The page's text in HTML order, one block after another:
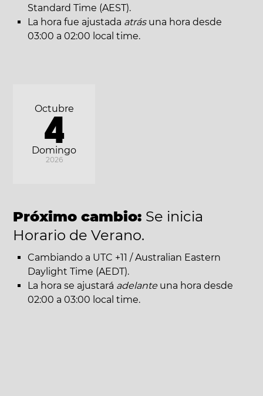
Standard Time (AEST).
La hora fue ajustada atrásuna hora desde
03:00 a 02:00 local time.
Domingo
Octubre
4
2026
Próximo cambio: Se inicia
Horario de Verano.
Cambiando a UTC +11 / Australian Eastern
Daylight Time (AEDT).
La hora se ajustará adelante una hora desde
02:00 a 03:00 local time.